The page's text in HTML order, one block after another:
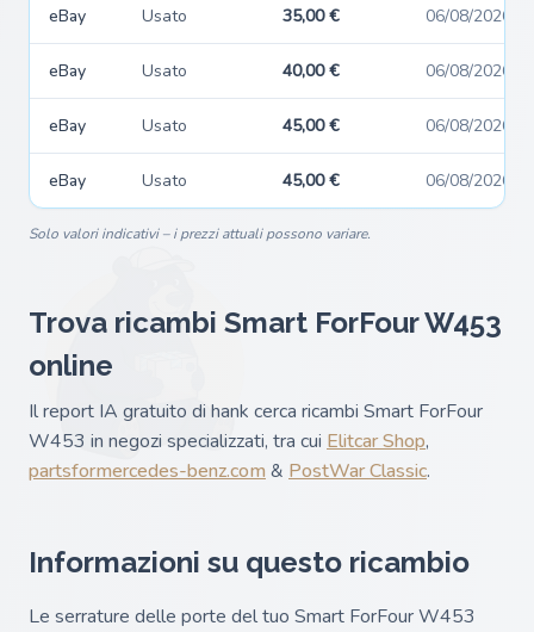
eBay Usato 35,00 € 06/08/2026
eBay Usato 40,00 € 06/08/2026
eBay Usato 45,00 € 06/08/2026
eBay Usato 45,00 € 06/08/2026
Solo valori indicativi – i prezzi attuali possono variare.
Trova ricambi Smart ForFour W453
online
Il report IA gratuito di hank cerca ricambi Smart ForFour
W453 in negozi specializzati, tra cui Elitcar Shop,
partsformercedes-benz.com & PostWar Classic.
Informazioni su questo ricambio
Le serrature delle porte del tuo Smart ForFour W453